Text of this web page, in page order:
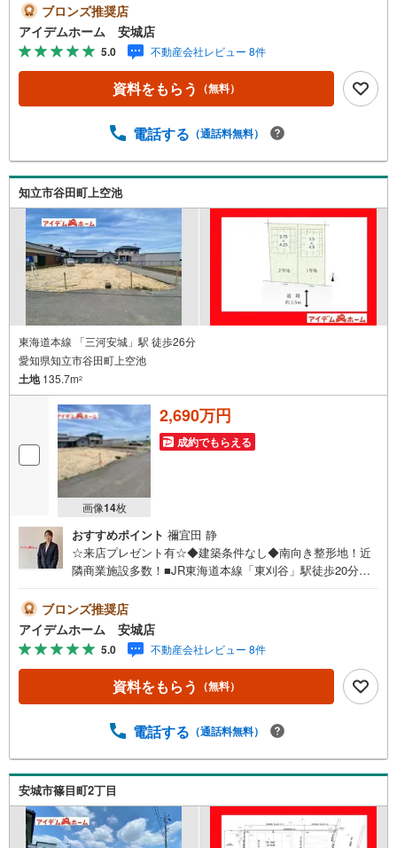
利♪■建築条件なし！お好きなハウスメーカーで建築可能♪
《本日見学OK！》営業時間内（9:00～19:00）は、下記電
話フォームよりお電話をして頂けるとスムーズに見学のご
案内ができます。＜自己資金0円でも大丈夫！＞*水曜日も
営業しております！*今から見たい！聞きたい！にスピード
対応！*自己資金なしでも購入出来ます！*自営業の方・買
い！■ご来店のメリット・ネット掲載以外の発売予定物件の
工事進捗状況の提供・豊富な物件情報の中からお客様のご
要望に合わせて物件をご紹介～*アイデムホームではお客様
第一での営業を心掛けております*～是非お気軽にお問い合
わせくださいませ！
ブロンズ推奨店
アイデムホーム 安城店
5.0 不動産会社レビュー 8件
資料をもらう （無料）
電話する （通話料無料）
知立市谷田町上空池
東海道本線 「三河安城」駅 徒歩26分
愛知県知立市谷田町上空池
土地135.7m2
画像14枚
2,690万円
成約でもらえる
おすすめポイント 禰宜田 静
☆来店プレゼント有☆◆建築条件なし◆南向き整形地！近
隣商業施設多数！■JR東海道本線「東刈谷」駅徒歩20分！■
利♪■建築条件なし！お好きなハウスメーカーで建築可能♪
《本日見学OK！》営業時間内（9:00～19:00）は、下記電
話フォームよりお電話をして頂けるとスムーズに見学のご
案内ができます。＜自己資金0円でも大丈夫！＞*水曜日も
営業しております！*今から見たい！聞きたい！にスピード
対応！*自己資金なしでも購入出来ます！*自営業の方・買
い！■ご来店のメリット・ネット掲載以外の発売予定物件の
工事進捗状況の提供・豊富な物件情報の中からお客様のご
要望に合わせて物件をご紹介～*アイデムホームではお客様
第一での営業を心掛けております*～是非お気軽にお問い合
わせくださいませ！
ブロンズ推奨店
アイデムホーム 安城店
5.0 不動産会社レビュー 8件
資料をもらう （無料）
電話する （通話料無料）
安城市篠目町2丁目